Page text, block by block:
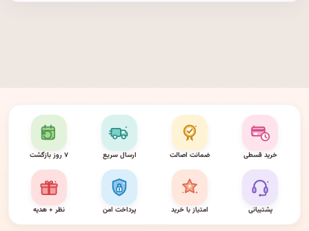
خرید قسطی ضمانت اصالت ارسال سریع ۷ روز بازگشت
پشتیبانی امتیاز با خرید پرداخت امن نظر + هدیه